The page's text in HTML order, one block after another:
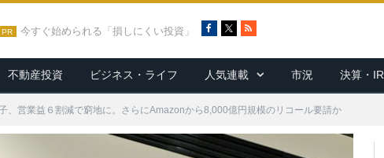
PR 今すぐ始められる「損しにくい投資」
c
e
b
o
R
S
不動産投資 ビジネス・ライフ 人気連載 市況 決算・IR
、営業益６割減で窮地に。さらにAmazonから8,000億円規模のリコール要請か